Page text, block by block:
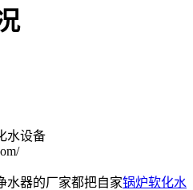
水设备
水器的厂家都把自家锅炉软化水